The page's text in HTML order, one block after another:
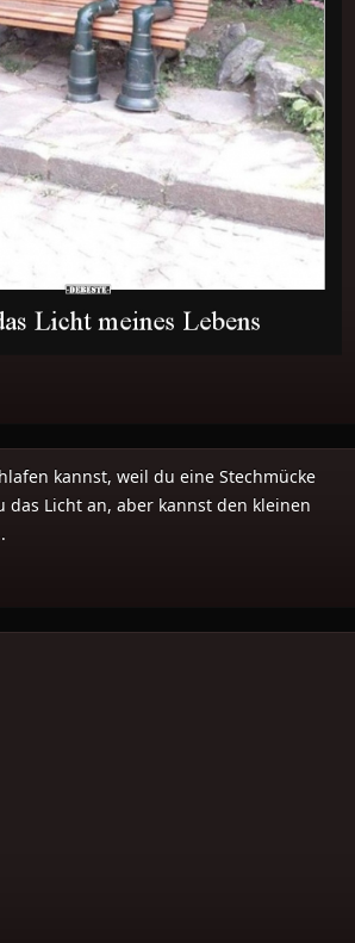
kannst, weil du eine Stechmücke
das Licht an, aber kannst den kleinen